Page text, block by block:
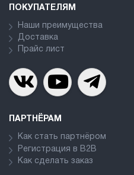
ПОКУПАТЕЛЯМ
Наши преимущества
Доставка
Прайс лист
ПАРТНЁРАМ
Как стать партнёром
Регистрация в В2В
Как сделать заказ